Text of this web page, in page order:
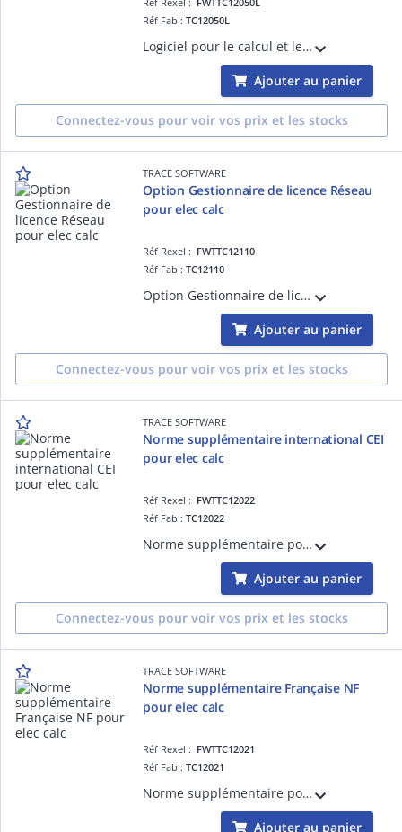
Réf Fab :TC12050L
Logiciel pour le calcul et le dimensionnement d'installations électriques Basse tensions (incluant la sélectivité par courbe, la filiation, la limitation, les exports) Norme Française NF-C-15-100 et NF-C-13-200. Version monoposte. Abonnemen
Ajouter au panier
Connectez-vous pour voir vos prix et les stocks
TRACE SOFTWARE
Option Gestionnaire de licence Réseau
pour elec calc
Réf Rexel : FWTTC12110
Réf Fab :TC12110
Option Gestionnaire de licence Réseau pour elec calc, utilisation en réseau de la licence, pas d'utilisation simultanée, contrat GOLD obligatoire sur la licence
Ajouter au panier
Connectez-vous pour voir vos prix et les stocks
TRACE SOFTWARE
Norme supplémentaire international CEI
pour elec calc
Réf Rexel : FWTTC12022
Réf Fab :TC12022
Norme supplémentaire pour elec calc pour la conception d'une installation électrique selon la norme CEI 60364-5-52
Ajouter au panier
Connectez-vous pour voir vos prix et les stocks
TRACE SOFTWARE
Norme supplémentaire Française NF
pour elec calc
Réf Rexel : FWTTC12021
Réf Fab :TC12021
Norme supplémentaire pour elec calc pour la conception d'une installation électrique selon la norme Française NF-C15-100
Ajouter au panier